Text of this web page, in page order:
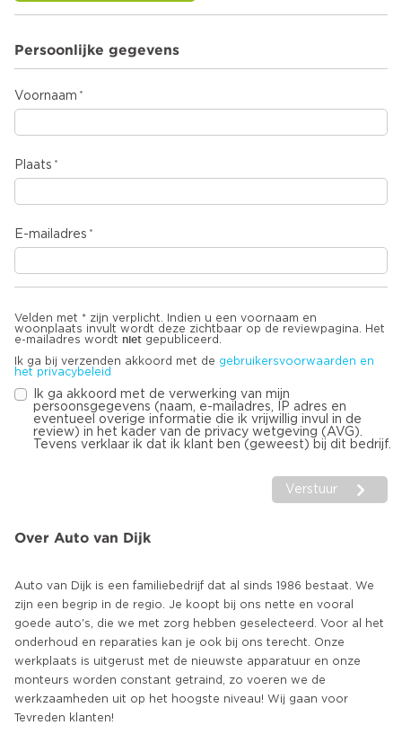
Persoonlijke gegevens
Voornaam
Plaats
E-mailadres
Velden met * zijn verplicht. Indien u een voornaam en
woonplaats invult wordt deze zichtbaar op de reviewpagina. Het
e-mailadres wordt niet gepubliceerd.
Ik ga bij verzenden akkoord met de gebruikersvoorwaarden en
het privacybeleid
Ik ga akkoord met de verwerking van mijn
persoonsgegevens (naam, e-mailadres, IP adres en
eventueel overige informatie die ik vrijwillig invul in de
review) in het kader van de privacy wetgeving (AVG).
Tevens verklaar ik dat ik klant ben (geweest) bij dit bedrijf.
Verstuur
Over Auto van Dijk
Auto van Dijk is een familiebedrijf dat al sinds 1986 bestaat. We
zijn een begrip in de regio. Je koopt bij ons nette en vooral
goede auto's, die we met zorg hebben geselecteerd. Voor al het
onderhoud en reparaties kan je ook bij ons terecht. Onze
werkplaats is uitgerust met de nieuwste apparatuur en onze
monteurs worden constant getraind, zo voeren we de
werkzaamheden uit op het hoogste niveau! Wij gaan voor